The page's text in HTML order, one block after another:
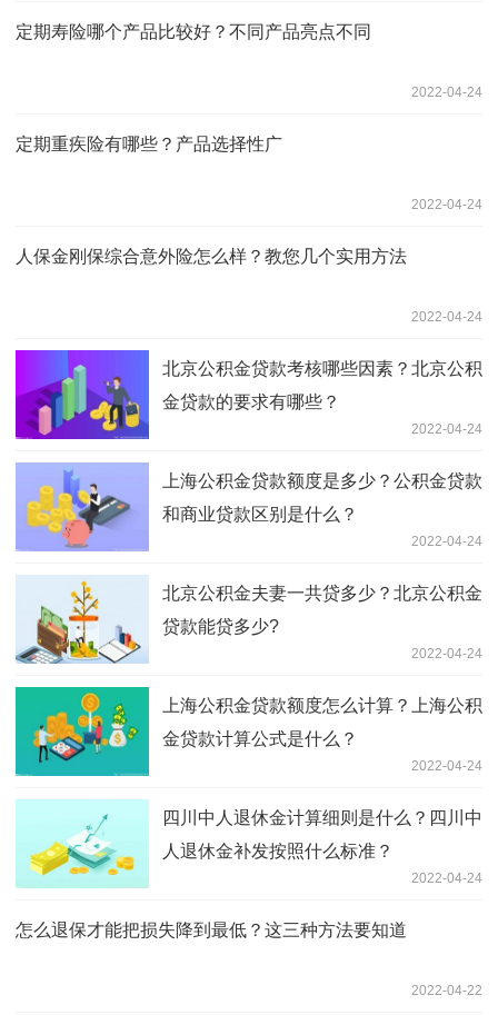
定期寿险哪个产品比较好？不同产品亮点不同
2022-04-24
定期重疾险有哪些？产品选择性广
2022-04-24
人保金刚保综合意外险怎么样？教您几个实用方法
2022-04-24
北京公积金贷款考核哪些因素？北京公积
金贷款的要求有哪些？
2022-04-24
上海公积金贷款额度是多少？公积金贷款
和商业贷款区别是什么？
2022-04-24
北京公积金夫妻一共贷多少？北京公积金
贷款能贷多少?
2022-04-24
上海公积金贷款额度怎么计算？上海公积
金贷款计算公式是什么？
2022-04-24
四川中人退休金计算细则是什么？四川中
人退休金补发按照什么标准？
2022-04-24
怎么退保才能把损失降到最低？这三种方法要知道
2022-04-22